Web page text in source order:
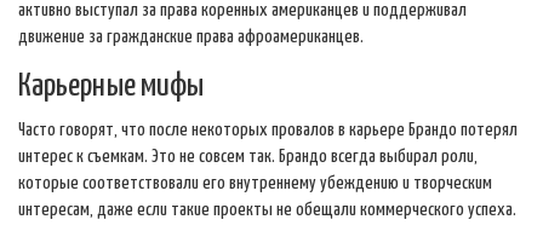
активно выступал за права коренных американцев и поддерживал
движение за гражданские права афроамериканцев.
Карьерные мифы
Часто говорят, что после некоторых провалов в карьере Брандо потерял
интерес к съемкам. Это не совсем так. Брандо всегда выбирал роли,
которые соответствовали его внутреннему убеждению и творческим
интересам, даже если такие проекты не обещали коммерческого успеха.